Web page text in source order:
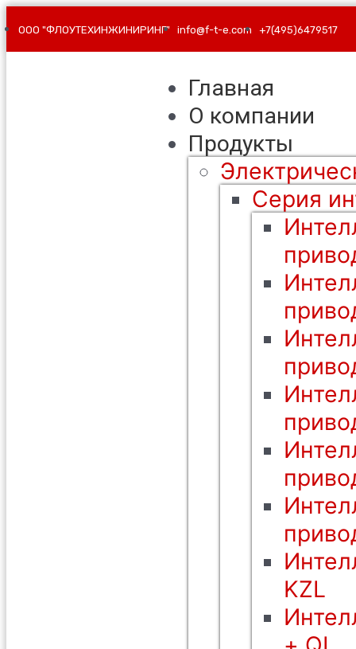
ООО "ФЛОУТЕХИНЖИНИРИНГ" info@f-t-e.com +7(495)6479517
Главная
О компании
Продукты
Серия
KZL